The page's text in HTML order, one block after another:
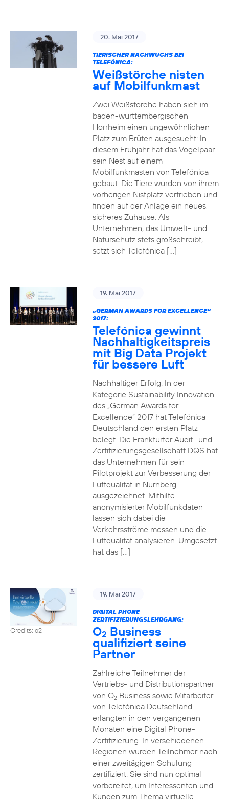
20. Mai 2017
TIERISCHER NACHWUCHS BEI
TELEFÓNICA:
Weißstörche nisten
auf Mobilfunkmast
Zwei Weißstörche haben sich im
baden-württembergischen
Horrheim einen ungewöhnlichen
Platz zum Brüten ausgesucht: In
diesem Frühjahr hat das Vogelpaar
sein Nest auf einem
Mobilfunkmasten von Telefónica
gebaut. Die Tiere wurden von ihrem
vorherigen Nistplatz vertrieben und
finden auf der Anlage ein neues,
sicheres Zuhause. Als
Unternehmen, das Umwelt- und
Naturschutz stets großschreibt,
setzt sich Telefónica […]
19. Mai 2017
„GERMAN AWARDS FOR EXCELLENCE“
2017:
Telefónica gewinnt
Nachhaltigkeitspreis
mit Big Data Projekt
für bessere Luft
Nachhaltiger Erfolg: In der
Kategorie Sustainability Innovation
des „German Awards for
Excellence“ 2017 hat Telefónica
Deutschland den ersten Platz
belegt. Die Frankfurter Audit- und
Zertifizierungsgesellschaft DQS hat
das Unternehmen für sein
Pilotprojekt zur Verbesserung der
Luftqualität in Nürnberg
ausgezeichnet. Mithilfe
anonymisierter Mobilfunkdaten
lassen sich dabei die
Verkehrsströme messen und die
Luftqualität analysieren. Umgesetzt
hat das […]
Credits: o2
19. Mai 2017
DIGITAL PHONE
ZERTIFIZIERUNGSLEHRGANG:
O2 Business
qualifiziert seine
Partner
Zahlreiche Teilnehmer der
Vertriebs- und Distributionspartner
von O2Business sowie Mitarbeiter
von Telefónica Deutschland
erlangten in den vergangenen
Monaten eine Digital Phone-
Zertifizierung. In verschiedenen
Regionen wurden Teilnehmer nach
einer zweitägigen Schulung
zertifiziert. Sie sind nun optimal
vorbereitet, um Interessenten und
Kunden zum Thema virtuelle